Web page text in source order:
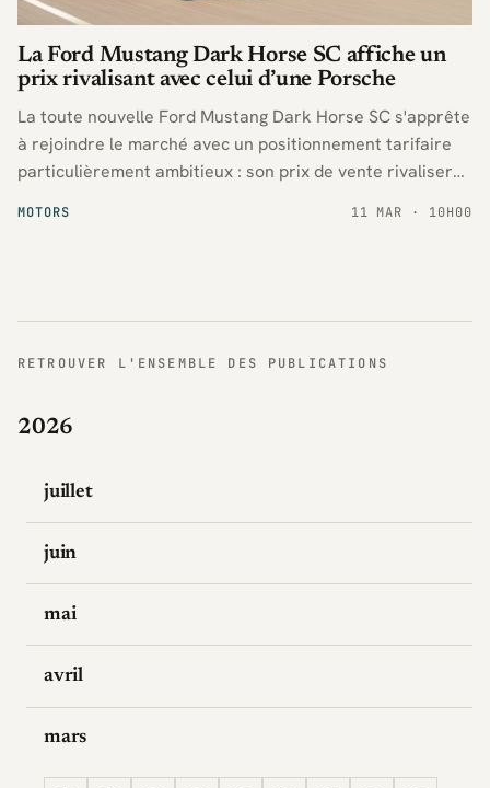
MOTORS
La Ford Mustang Dark Horse SC affiche un
prix rivalisant avec celui d’une Porsche
La toute nouvelle Ford Mustang Dark Horse SC s'apprête
à rejoindre le marché avec un positionnement tarifaire
particulièrement ambitieux : son prix de vente rivalisera
11 MAR · 10H00
RETROUVER L'ENSEMBLE DES PUBLICATIONS
2026
juillet
juin
mai
avril
mars